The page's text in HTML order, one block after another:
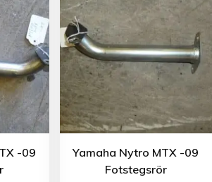
-09
Yamaha Nytro MTX -09
Fotstegsrör